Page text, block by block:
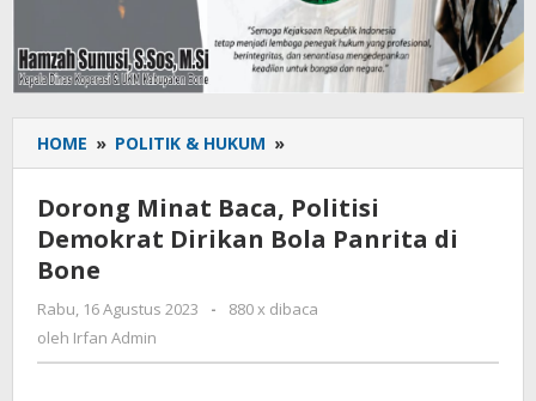
HOME » POLITIK & HUKUM »
Minat
Baca,
Politisi
Demokrat
Panrita
Bone
Dorong Minat Baca, Politisi
Demokrat Dirikan Bola Panrita di
Bone
Rabu, 16 Agustus 2023
oleh
-
880 x dibaca
oleh Irfan Admin